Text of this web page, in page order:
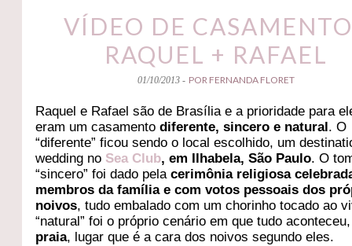
VÍDEO DE
RAQUEL + RAFAEL
01/10/2013 - POR FERNANDA FLORET
Raquel e Rafael são de Brasília e a prioridade para
eram um casamentodiferente, sincero e natural . O
“diferente” ficou sendo o local escolhido, um
wedding no Sea Club, em Ilhabela, São Paulo. O
“sincero” foi dado pelacerimônia religiosa
membros da família e com votos pessoais dos
noivos, tudo embalado com um chorinho tocado ao
“natural” foi o próprio cenário em que tudo
praia, lugar que é a cara dos noivos segundo eles.